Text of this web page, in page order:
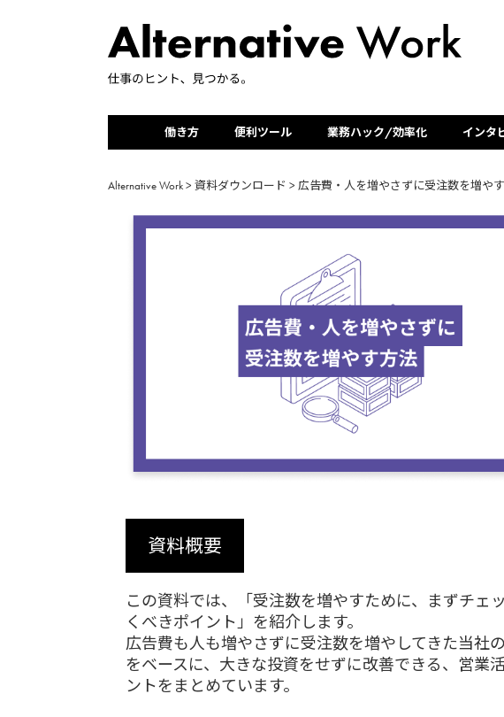
働き方 便利ツール 業務ハック/効率化 インタ
Alternative Work> 資料ダウンロード > 広告費・人を増やさずに受注数を増や
資料概要
この資料では、「受注数を増やすために、まずチェ
くべきポイント」を紹介します。
広告費も人も増やさずに受注数を増やしてきた当社
をベースに、大きな投資をせずに改善できる、営業
ントをまとめています。